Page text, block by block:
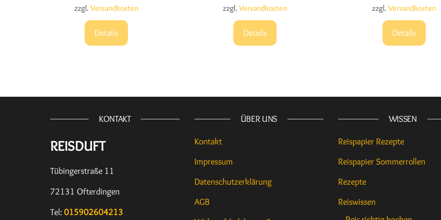
zzgl. Versandkosten
Details
zzgl.Versandkosten
Details
zzgl. Versandkosten
Details
KONTAKT
REISDUFT
Tübingerstraße 11
72131 Ofterdingen
Tel: 015902604213
ÜBER UNS
Kontakt
Impressum
Datenschutzerklärung
AGB
WISSEN
Reispapier Rezepte
Reispapier Sommerrollen
Rezepte
Reiswissen